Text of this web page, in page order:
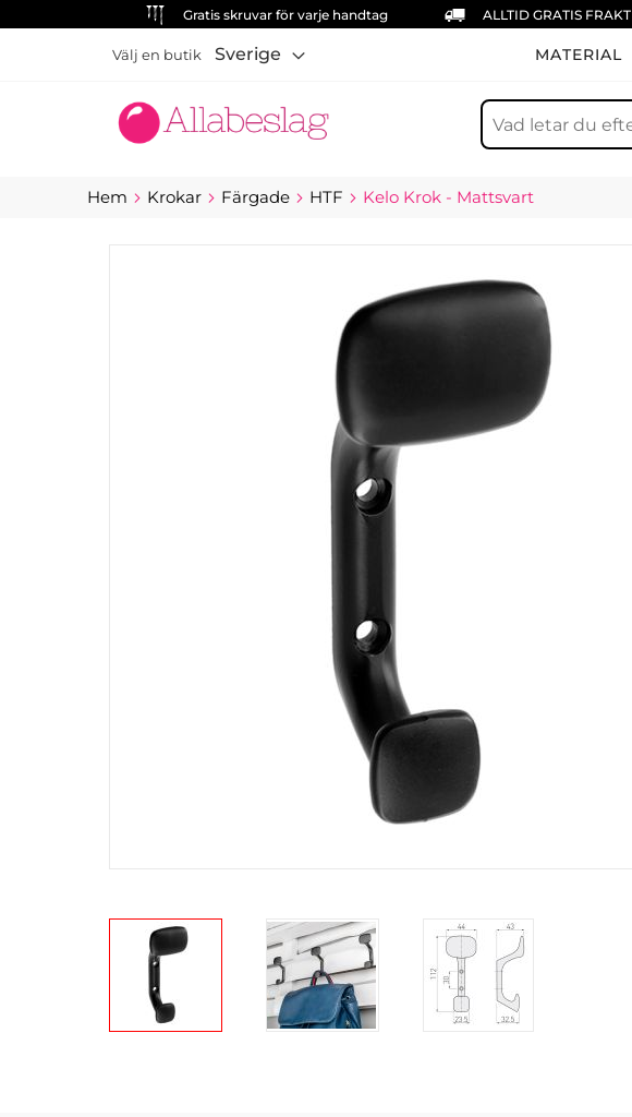
Gratis skruvar för varje handtag ALLTID GRATIS FRAKT
MATERIAL
Välj en butik Sverige
Sök
Hem Krokar Färgade HTF Kelo Krok - Mattsvart